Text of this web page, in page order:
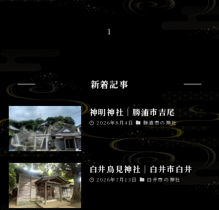
1
新着記事
神明神社│勝浦市吉尾
2026年8月4日 勝浦市の神社
白井鳥見神社│白井市白井
2026年7月13日 白井市の神社